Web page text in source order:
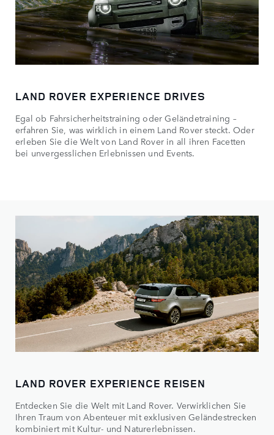
LAND ROVER EXPERIENCE DRIVES
Egal ob Fahrsicherheitstraining oder Geländetraining –
erfahren Sie, was wirklich in einem Land Rover steckt. Oder
erleben Sie die Welt von Land Rover in all ihren Facetten
bei unvergesslichen Erlebnissen und Events.
LAND ROVER EXPERIENCE REISEN
Entdecken Sie die Welt mit Land Rover. Verwirklichen Sie
Ihren Traum von Abenteuer mit exklusiven Geländestrecken
kombiniert mit Kultur- und Naturerlebnissen.